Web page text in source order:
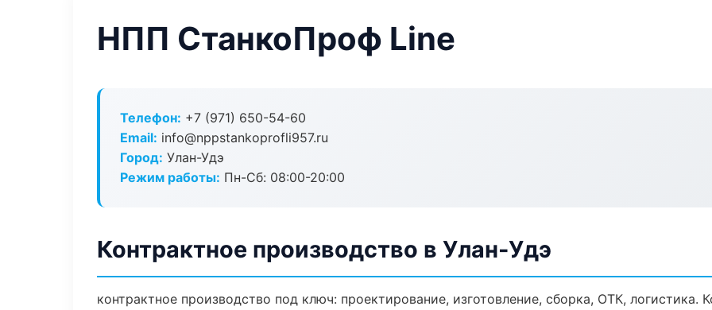
НПП СтанкоПроф Line
Телефон: +7 (971) 650-54-60
Email: info@nppstankoprofli957.ru
Город: Улан-Удэ
Режим работы: Пн-Сб: 08:00-20:00
Контрактное производство в Улан-Удэ
контрактное производство под ключ: проектирование, изготовление, сборка, ОТК, логистика.